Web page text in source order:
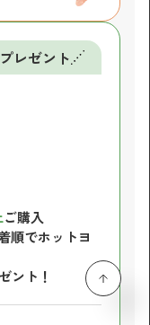
プレゼント
ご購入
順でホットヨ
ント！
TOPへ